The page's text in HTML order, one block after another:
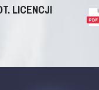
LICENCJI